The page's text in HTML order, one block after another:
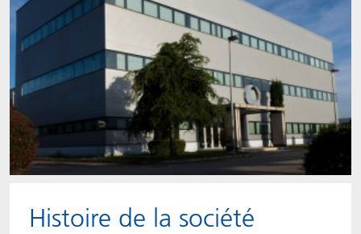
Histoire de la société